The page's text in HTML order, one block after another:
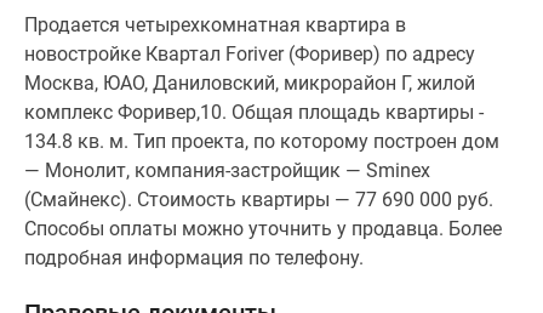
Продается четырехкомнатная квартира в
новостройке Квартал Foriver (Форивер) по адресу
Москва, ЮАО, Даниловский, микрорайон Г, жилой
комплекс Форивер,10. Общая площадь квартиры -
134.8 кв. м. Тип проекта, по которому построен дом
— Монолит, компания-застройщик — Sminex
(Смайнекс). Стоимость квартиры — 77 690 000 руб.
Способы оплаты можно уточнить у продавца. Более
подробная информация по телефону.